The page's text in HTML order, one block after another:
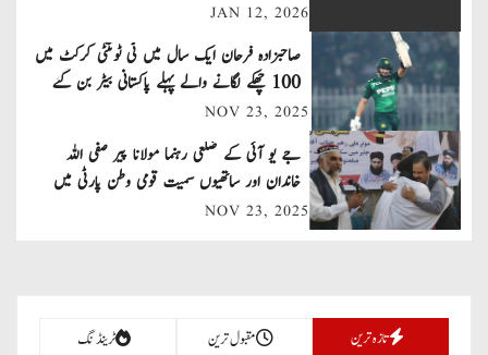
a
v
i
g
a
JAN 12, 2026
صاحبزادہ فرحان ایک سال میں ٹی ٹوئنٹی کرکٹ میں
100 چھکے لگانے والے پہلے پاکستانی بیٹر بن گئے
NOV 23, 2025
جے یو آئی کے ضلعی رہنما مولانا پیر صفی اللہ
خاندان اور ساتھیوں سمیت قومی وطن پارٹی میں
شامل
NOV 23, 2025
تازہ ترین مقبول ترین ٹرینڈنگ